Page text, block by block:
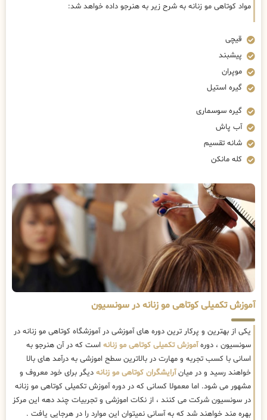
مواد کوتاهی مو زنانه به شرح زیر به هنرجو داده خواهد شد:
قیچی
پیشبند
موپران
گیره استیل
گیره سوسماری
آب پاش
شانه تقسیم
کله مانکن
آموزش تکمیلی کوتاهی مو زنانه در سونسیون
یکی از بهترین و پرکار ترین دوره های آموزشی در آموزشگاه کوتاهی مو زنانه در
سونسیون ، دورهآموزش تکمیلی کوتاهی مو زنانه است که در آن هنرجو به
اسانی با کسب تجربه و مهارت در بالاترین سطح اموزشی به درآمد های بالا
خواهند رسید و در میانآرایشگران کوتاهی مو زنانه دیگر برای خود معروف و
مشهور می شود. اما معمولا کسانی که در دوره آموزش تکمیلی کوتاهی مو زنانه
در سونسیون شرکت می کنند ، از نکات اموزشی و تجربیات چند دهه این مرکز
بهره مند خواهند شد که به آسانی نمیتوان این موارد را در هرجایی یافت .